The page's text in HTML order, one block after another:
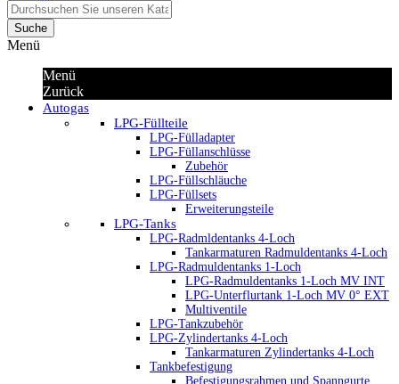
Suche
Menü
Menü
Zurück
Autogas
LPG-Füllteile
LPG-Fülladapter
LPG-Füllanschlüsse
Zubehör
LPG-Füllschläuche
LPG-Füllsets
Erweiterungsteile
LPG-Tanks
LPG-Radmldentanks 4-Loch
Tankarmaturen Radmuldentanks 4-Loch
LPG-Radmuldentanks 1-Loch
LPG-Radmuldentanks 1-Loch MV INT
LPG-Unterflurtank 1-Loch MV 0° EXT
Multiventile
LPG-Tankzubehör
LPG-Zylindertanks 4-Loch
Tankarmaturen Zylindertanks 4-Loch
Tankbefestigung
Befestigungsrahmen und Spanngurte